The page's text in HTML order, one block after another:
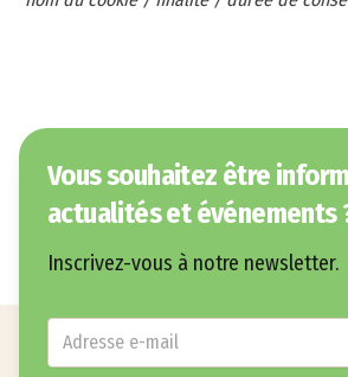
Vous souhaitez être
actualités et événements
Inscrivez-vous à notre newsletter.
E-mail